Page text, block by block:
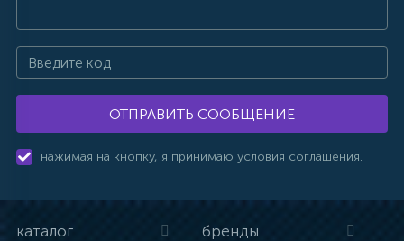
ОТПРАВИТЬ СООБЩЕНИЕ
нажимая на кнопку, я принимаю условия соглашения.
каталог бренды